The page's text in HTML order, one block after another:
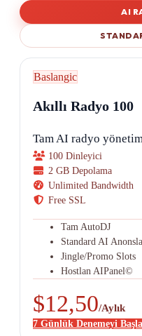
AI
Baslangic
Akıllı Radyo 100
Tam AI radyo
100 Dinleyici
2 GB Depolama
Unlimited Bandwidth
Free SSL
Tam AutoDJ
Standard AI
Jingle/Promo Slots
Hostlan AIPanel©
$12,50/Aylık
7 Günlük Denemeyi